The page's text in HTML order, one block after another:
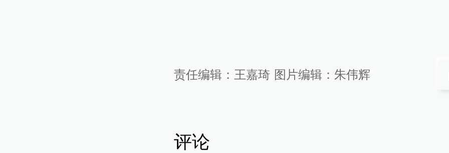
16:54
责任编辑： 王嘉琦 图片编辑： 朱伟辉
评论